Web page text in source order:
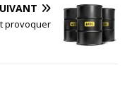
provoquer